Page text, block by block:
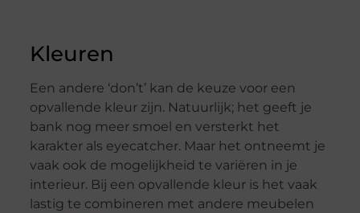
Kleuren
Een andere ‘don’t’ kan de keuze voor een
opvallende kleur zijn. Natuurlijk; het geeft je
bank nog meer smoel en versterkt het
karakter als eyecatcher. Maar het ontneemt je
vaak ook de mogelijkheid te variëren in je
interieur. Bij een opvallende kleur is het vaak
lastig te combineren met andere meubelen